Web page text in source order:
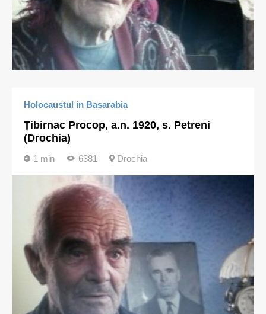
Holocaustul in Basarabia
Țibirnac Procop, a.n. 1920, s. Petreni
(Drochia)
1 min 6381 Drochia